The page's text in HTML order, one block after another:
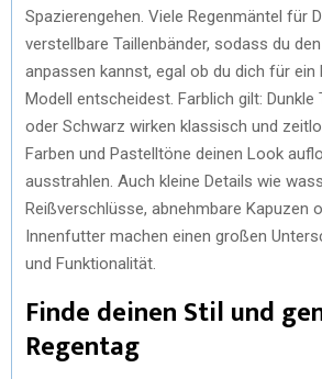
Spazierengehen. Viele Regenmäntel für
verstellbare Taillenbänder, sodass du
anpassen kannst, egal ob du dich für ein
Modell entscheidest. Farblich gilt: Dunkle
oder Schwarz wirken klassisch und
Farben und Pastelltöne deinen Look
ausstrahlen. Auch kleine Details wie
Reißverschlüsse, abnehmbare Kapuzen
Innenfutter machen einen großen
und Funktionalität.
Finde deinen Stil und
Regentag